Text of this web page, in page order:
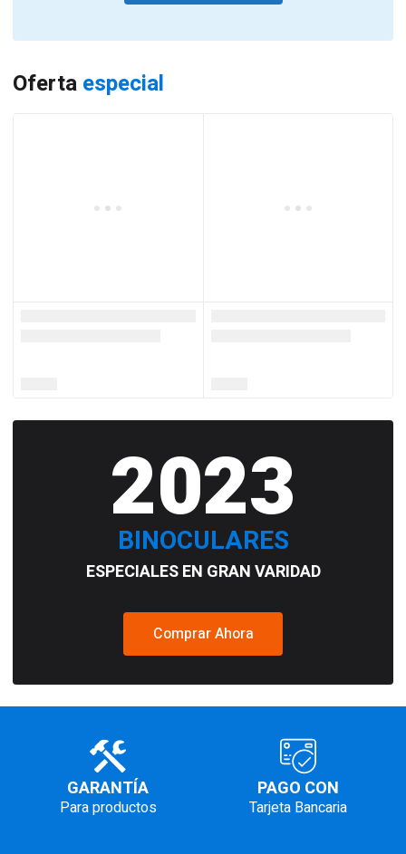
Oferta especial
2023
BINOCULARES
ESPECIALES EN GRAN VARIDAD
Comprar Ahora
GARANTÍA
Para productos
PAGO CON
Tarjeta Bancaria